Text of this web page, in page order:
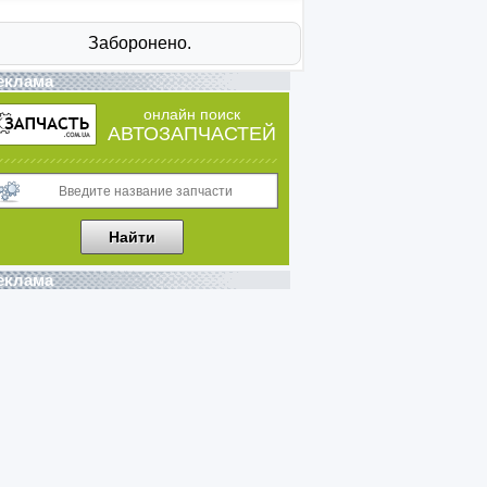
онлайн поиск
АВТОЗАПЧАСТЕЙ